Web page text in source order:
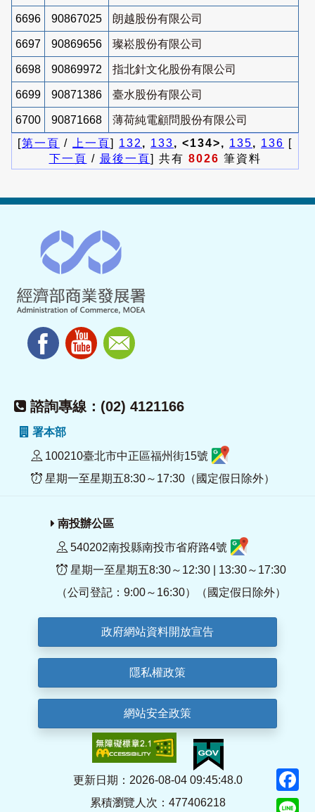
6696 90867025 朗越股份有限公司
6697 90869656 璨崧股份有限公司
6698 90869972 指北針文化股份有限公司
6699 90871386 臺水股份有限公司
6700 90871668
薄荷純電顧問股份有限公司
[第一頁 / 上一頁] 132 , 133, <134>, 135, 136 [
下一頁 / 最後一頁] 共有 8026 筆資料
諮詢專線：(02) 4121166
署本部
100210臺北市中正區福州街15號
星期一至星期五8:30～17:30（國定假日除外）
南投辦公區
540202南投縣南投市省府路4號
星期一至星期五8:30～12:30 | 13:30～17:30
（公司登記：9:00～16:30）（國定假日除外）
政府網站資料開放宣告
隱私權政策
網站安全政策
更新日期：2026-08-04 09:45:48.0
累積瀏覽人次：477406218